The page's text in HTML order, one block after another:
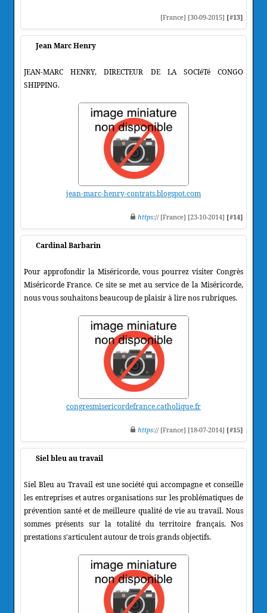
[France] [30-09-2015] [#13]
Jean Marc Henry
JEAN-MARC HENRY, DIRECTEUR DE LA SOCIéTé CONGO
SHIPPING.
jean-marc-henry-contrats.blogspot.com
https:// [France] [23-10-2014] [#14]
Cardinal Barbarin
Pour approfondir la Miséricorde, vous pourrez visiter Congrès
Miséricorde France. Ce site se met au service de la Miséricorde,
nous vous souhaitons beaucoup de plaisir à lire nos rubriques.
congresmisericordefrance.catholique.fr
https:// [France] [18-07-2014] [#15]
Siel bleu au travail
Siel Bleu au Travail est une société qui accompagne et conseille
les entreprises et autres organisations sur les problématiques de
prévention santé et de meilleure qualité de vie au travail. Nous
sommes présents sur la totalité du territoire français. Nos
prestations s'articulent autour de trois grands objectifs.